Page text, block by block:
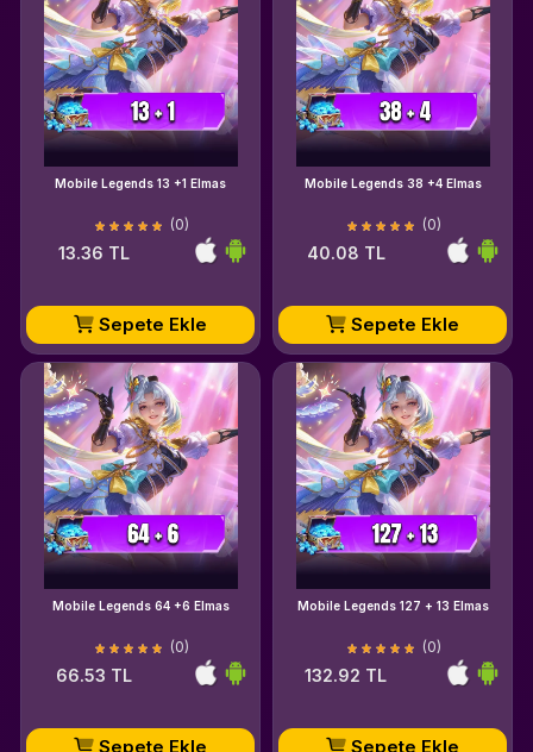
Mobile Legends 13 +1 Elmas
(0)
13.36 TL
Sepete Ekle
Mobile Legends 38 +4 Elmas
(0)
40.08 TL
Sepete Ekle
Mobile Legends 64 +6 Elmas
(0)
66.53 TL
Sepete Ekle
Mobile Legends 127 + 13 Elmas
(0)
132.92 TL
Sepete Ekle